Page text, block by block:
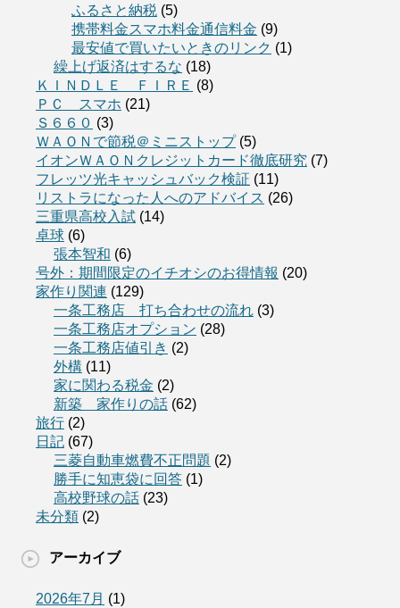
ふるさと納税 (5)
携帯料金スマホ料金通信料金 (9)
最安値で買いたいときのリンク (1)
繰上げ返済はするな (18)
ＫＩＮＤＬＥ ＦＩＲＥ (8)
ＰＣ スマホ (21)
Ｓ６６０ (3)
ＷＡＯＮで節税＠ミニストップ(5)
イオンＷＡＯＮクレジットカード徹底研究 (7)
フレッツ光キャッシュバック検証 (11)
リストラになった人へのアドバイス (26)
三重県高校入試 (14)
卓球 (6)
張本智和 (6)
号外：期間限定のイチオシのお得情報 (20)
家作り関連 (129)
一条工務店 打ち合わせの流れ (3)
一条工務店オプション (28)
一条工務店値引き (2)
外構 (11)
家に関わる税金 (2)
新築 家作りの話 (62)
旅行 (2)
日記 (67)
三菱自動車燃費不正問題 (2)
勝手に知恵袋に回答 (1)
高校野球の話 (23)
未分類 (2)
アーカイブ
2026年7月 (1)